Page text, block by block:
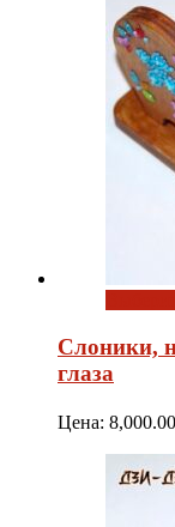
Слоники,
глаза
Цена: 8,000.00